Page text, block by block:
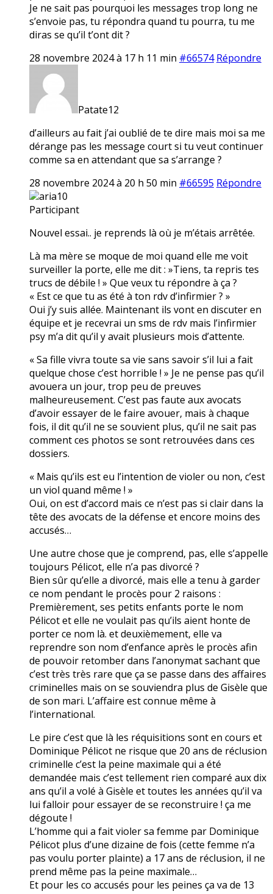
Je ne sait pas pourquoi les messages trop long ne
s’envoie pas, tu répondra quand tu pourra, tu me
diras se qu’il t’ont dit ?
28 novembre 2024 à 17 h 11 min #66574 Répondre
Patate12
d’ailleurs au fait j’ai oublié de te dire mais moi sa me
dérange pas les message court si tu veut continuer
comme sa en attendant que sa s’arrange ?
28 novembre 2024 à 20 h 50 min #66595 Répondre
aria10
Participant
Nouvel essai.. je reprends là où je m’étais arrêtée.
Là ma mère se moque de moi quand elle me voit
surveiller la porte, elle me dit : »Tiens, ta repris tes
trucs de débile ! » Que veux tu répondre à ça ?
« Est ce que tu as été à ton rdv d’infirmier ? »
Oui j’y suis allée. Maintenant ils vont en discuter en
équipe et je recevrai un sms de rdv mais l’infirmier
psy m’a dit qu’il y avait plusieurs mois d’attente.
« Sa fille vivra toute sa vie sans savoir s’il lui a fait
quelque chose c’est horrible ! » Je ne pense pas qu’il
avouera un jour, trop peu de preuves
malheureusement. C’est pas faute aux avocats
d’avoir essayer de le faire avouer, mais à chaque
fois, il dit qu’il ne se souvient plus, qu’il ne sait pas
comment ces photos se sont retrouvées dans ces
dossiers.
« Mais qu’ils est eu l’intention de violer ou non, c’est
un viol quand même ! »
Oui, on est d’accord mais ce n’est pas si clair dans la
tête des avocats de la défense et encore moins des
accusés…
Une autre chose que je comprend, pas, elle s’appelle
toujours Pélicot, elle n’a pas divorcé ?
Bien sûr qu’elle a divorcé, mais elle a tenu à garder
ce nom pendant le procès pour 2 raisons :
Premièrement, ses petits enfants porte le nom
Pélicot et elle ne voulait pas qu’ils aient honte de
porter ce nom là. et deuxièmement, elle va
reprendre son nom d’enfance après le procès afin
de pouvoir retomber dans l’anonymat sachant que
c’est très très rare que ça se passe dans des affaires
criminelles mais on se souviendra plus de Gisèle que
de son mari. L’affaire est connue même à
l’international.
Le pire c’est que là les réquisitions sont en cours et
Dominique Pélicot ne risque que 20 ans de réclusion
criminelle c’est la peine maximale qui a été
demandée mais c’est tellement rien comparé aux dix
ans qu’il a volé à Gisèle et toutes les années qu’il va
lui falloir pour essayer de se reconstruire ! ça me
dégoute !
L’homme qui a fait violer sa femme par Dominique
Pélicot plus d’une dizaine de fois (cette femme n’a
pas voulu porter plainte) a 17 ans de réclusion, il ne
prend même pas la peine maximale…
Et pour les co accusés pour les peines ça va de 13